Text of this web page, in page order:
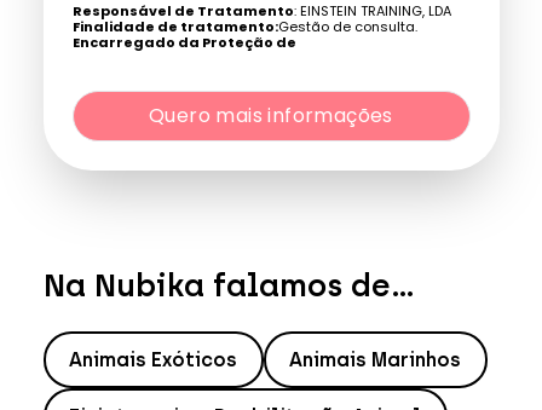
Responsável de Tratamento: EINSTEIN TRAINING, LDA
Finalidade de tratamento:Gestão de consulta.
Encarregado da Proteção de
por obrigação legal. / Direitos: aceder, retificar e excluir os
dados, bem como outros direitos, conforme o explicito na
Política de Privacidade.
Quero mais informações
Na Nubika falamos de...
Animais Exóticos Animais Marinhos